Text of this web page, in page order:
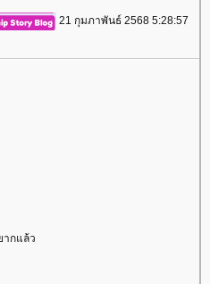
21 กุมภาพันธ์ 2568 5:28:57
ากแล้ว